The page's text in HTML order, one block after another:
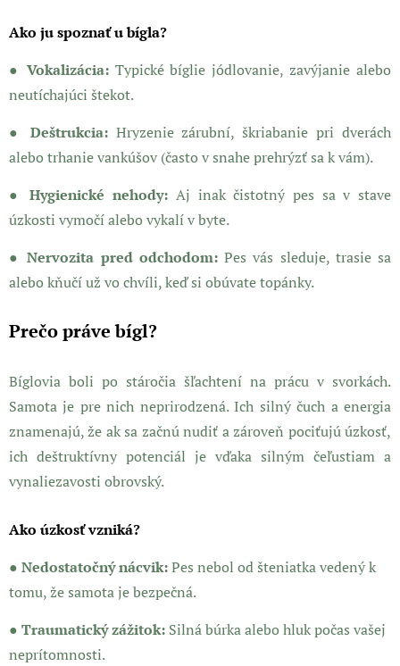
Ako ju spoznať u bígla?
● Vokalizácia:Typické bíglie jódlovanie, zavýjanie alebo
neutíchajúci štekot.
● Deštrukcia:Hryzenie zárubní, škriabanie pri dverách
alebo trhanie vankúšov (často v snahe prehrýzť sa k vám).
● Hygienické nehody: Aj inak čistotný pes sa v stave
úzkosti vymočí alebo vykalí v byte.
● Nervozita pred odchodom:Pes vás sleduje, trasie sa
alebo kňučí už vo chvíli, keď si obúvate topánky.
Prečo práve bígl?
Bíglovia boli po stáročia šľachtení na prácu v svorkách.
Samota je pre nich neprirodzená. Ich silný čuch a energia
znamenajú, že ak sa začnú nudiť a zároveň pociťujú úzkosť,
ich deštruktívny potenciál je vďaka silným čeľustiam a
vynaliezavosti obrovský.
Ako úzkosť vzniká?
● Nedostatočný nácvik:Pes nebol od šteniatka vedený k
tomu, že samota je bezpečná.
● Traumatický zážitok: Silná búrka alebo hluk počas vašej
neprítomnosti.